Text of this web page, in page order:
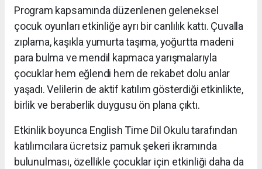
Program kapsamında düzenlenen geleneksel
çocuk oyunları etkinliğe ayrı bir canlılık kattı. Çuvalla
zıplama, kaşıkla yumurta taşıma, yoğurtta madeni
para bulma ve mendil kapmaca yarışmalarıyla
çocuklar hem eğlendi hem de rekabet dolu anlar
yaşadı. Velilerin de aktif katılım gösterdiği etkinlikte,
birlik ve beraberlik duygusu ön plana çıktı.
Etkinlik boyunca English Time Dil Okulu tarafından
katılımcılara ücretsiz pamuk şekeri ikramında
bulunulması, özellikle çocuklar için etkinliği daha da